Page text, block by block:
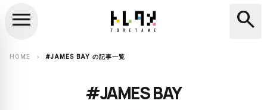
search
menu search
HOME chevron_right #JAMES BAY の記事一覧
#JAMES BAY